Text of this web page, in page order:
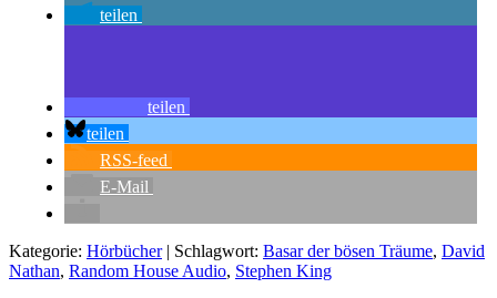
teilen
teilen
teilen
RSS-feed
E-Mail
Kategorie: Hörbücher| Schlagwort: Basar der bösen Träume, David
Nathan, Random House Audio, Stephen King